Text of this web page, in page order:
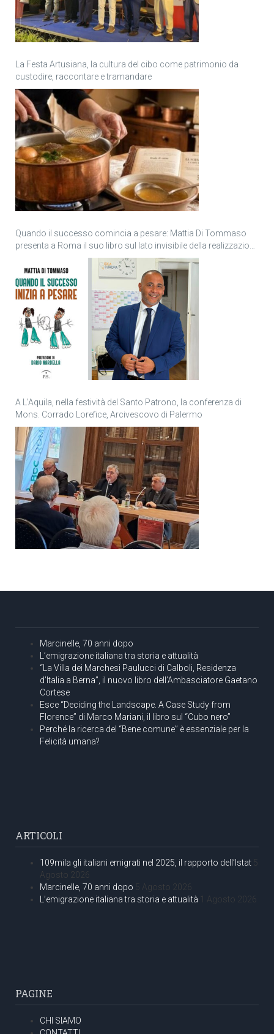
La Festa Artusiana, la cultura del cibo come patrimonio da
custodire, raccontare e tramandare
Quando il successo comincia a pesare: Mattia Di Tommaso
presenta a Roma il suo libro sul lato invisibile della realizzazione
A L’Aquila, nella festività del Santo Patrono, la conferenza di
Mons. Corrado Lorefice, Arcivescovo di Palermo
Marcinelle, 70 anni dopo
L’emigrazione italiana tra storia e attualità
“La Villa dei Marchesi Paulucci di Calboli, Residenza
d’Italia a Berna”, il nuovo libro dell’Ambasciatore Gaetano
Cortese
Esce “Deciding the Landscape. A Case Study from
Florence” di Marco Mariani, il libro sul “Cubo nero”
Perché la ricerca del “Bene comune” è essenziale per la
Felicità umana?
ARTICOLI
109mila gli italiani emigrati nel 2025, il rapporto dell’Istat 5
Agosto 2026
Marcinelle, 70 anni dopo 5 Agosto 2026
L’emigrazione italiana tra storia e attualità 1 Agosto 2026
PAGINE
CHI SIAMO